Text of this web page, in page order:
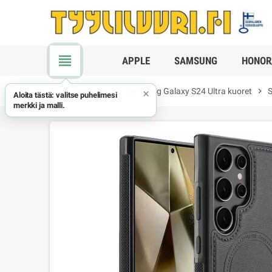
view_headline APPLE SAMSUNG
chevron_right Samsung chevron_right Samsung Galaxy S24 Ultra kuoret chevron_right
Aloita tästä: valitse puhelimesi
merkki ja malli.
×